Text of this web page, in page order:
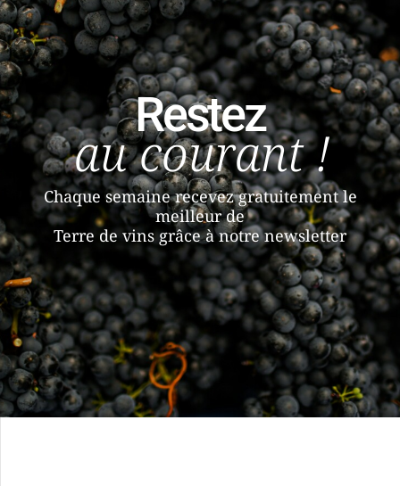
Restez
au courant !
Chaque semaine recevez gratuitement le
meilleur de
Terre de vins grâce à notre newsletter